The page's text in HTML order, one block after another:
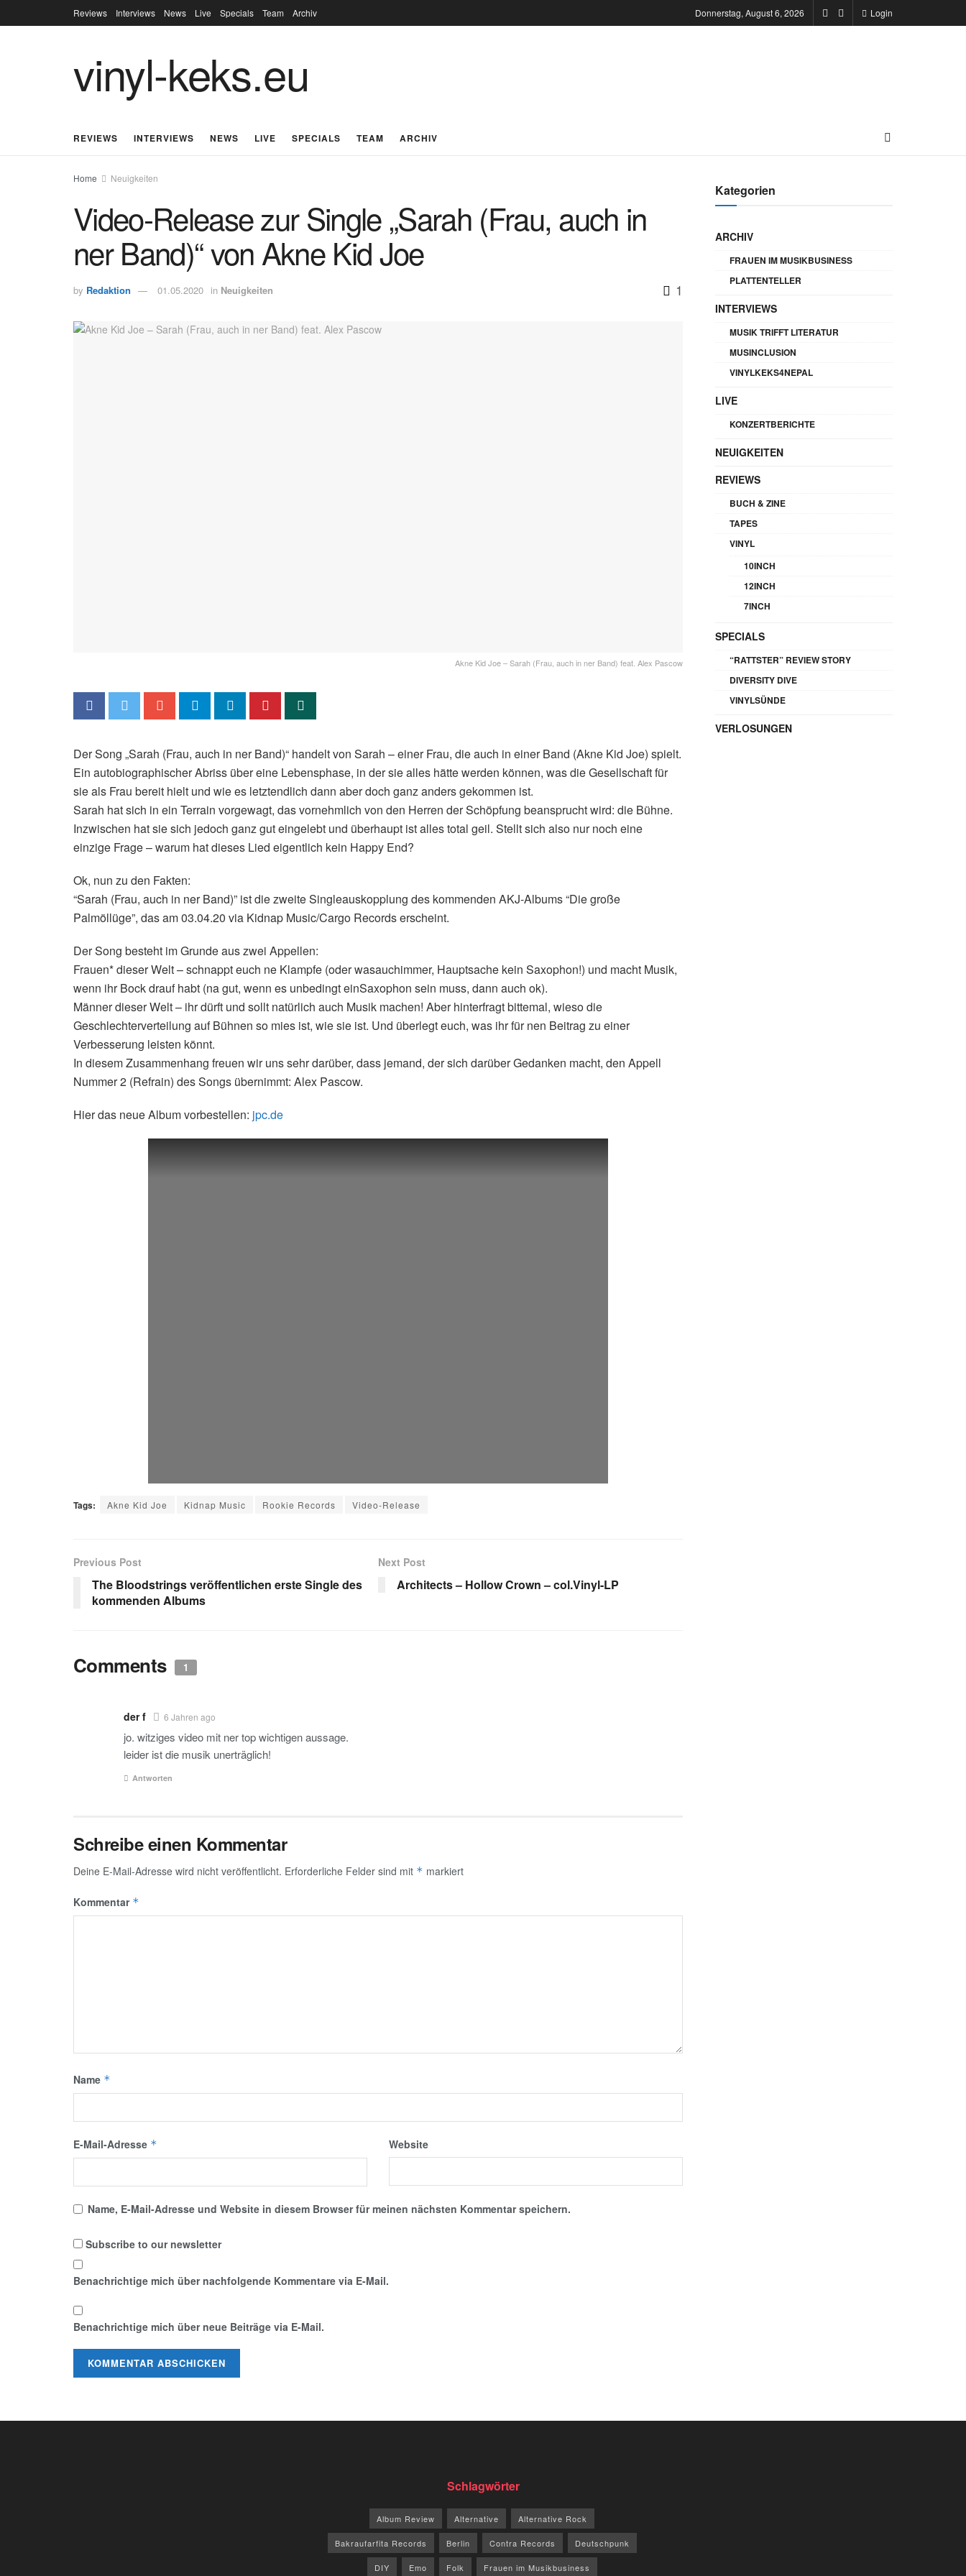
Reviews Interviews News Live Specials Team Archiv Donnerstag, August 6, 2026 Login
vinyl-keks.eu
REVIEWS INTERVIEWS NEWS LIVE SPECIALS TEAM ARCHIV
Home Neuigkeiten
Video-Release zur Single „Sarah (Frau, auch in
ner Band)“ von Akne Kid Joe
by Redaktion 01.05.2020 in Neuigkeiten 1
Akne Kid Joe – Sarah (Frau, auch in ner Band) feat. Alex Pascow
Der Song „Sarah (Frau, auch in ner Band)“ handelt von Sarah – einer Frau, die auch in einer Band (Akne Kid Joe) spielt.
Ein autobiographischer Abriss über eine Lebensphase, in der sie alles hätte werden können, was die Gesellschaft für
sie als Frau bereit hielt und wie es letztendlich dann aber doch ganz anders gekommen ist.
Sarah hat sich in ein Terrain vorgewagt, das vornehmlich von den Herren der Schöpfung beansprucht wird: die Bühne.
Inzwischen hat sie sich jedoch ganz gut eingelebt und überhaupt ist alles total geil. Stellt sich also nur noch eine
einzige Frage – warum hat dieses Lied eigentlich kein Happy End?
Ok, nun zu den Fakten:
“Sarah (Frau, auch in ner Band)” ist die zweite Singleauskopplung des kommenden AKJ-Albums “Die große
Palmöllüge”, das am 03.04.20 via Kidnap Music/Cargo Records erscheint.
Der Song besteht im Grunde aus zwei Appellen:
Frauen* dieser Welt – schnappt euch ne Klampfe (oder wasauchimmer, Hauptsache kein Saxophon!) und macht Musik,
wenn ihr Bock drauf habt (na gut, wenn es unbedingt einSaxophon sein muss, dann auch ok).
Männer dieser Welt – ihr dürft und sollt natürlich auch Musik machen! Aber hinterfragt bittemal, wieso die
Geschlechterverteilung auf Bühnen so mies ist, wie sie ist. Und überlegt euch, was ihr für nen Beitrag zu einer
Verbesserung leisten könnt.
In diesem Zusammenhang freuen wir uns sehr darüber, dass jemand, der sich darüber Gedanken macht, den Appell
Nummer 2 (Refrain) des Songs übernimmt: Alex Pascow.
Hier das neue Album vorbestellen: jpc.de
Tags: Akne Kid Joe Kidnap Music Rookie Records Video-Release
Previous Post
The Bloodstrings veröffentlichen erste Single des
kommenden Albums
Next Post
Architects – Hollow Crown – col.Vinyl-LP
Comments 1
der f 6 Jahren ago
jo. witziges video mit ner top wichtigen aussage.
leider ist die musik unerträglich!
Antworten
Schreibe einen Kommentar
Deine E-Mail-Adresse wird nicht veröffentlicht. Erforderliche Felder sind mit * markiert
Kommentar *
Name *
E-Mail-Adresse * Website
Name, E-Mail-Adresse und Website in diesem Browser für meinen nächsten Kommentar speichern.
Subscribe to our newsletter
Benachrichtige mich über nachfolgende Kommentare via E-Mail.
Benachrichtige mich über neue Beiträge via E-Mail.
Kategorien
ARCHIV
FRAUEN IM MUSIKBUSINESS
PLATTENTELLER
INTERVIEWS
MUSIK TRIFFT LITERATUR
MUSINCLUSION
VINYLKEKS4NEPAL
LIVE
KONZERTBERICHTE
NEUIGKEITEN
REVIEWS
BUCH & ZINE
TAPES
VINYL
10INCH
12INCH
7INCH
SPECIALS
“RATTSTER” REVIEW STORY
DIVERSITY DIVE
VINYLSÜNDE
VERLOSUNGEN
Schlagwörter
Album Review Alternative Alternative Rock
Bakraufarfita Records Berlin Contra Records Deutschpunk
DIY Emo Folk Frauen im Musikbusiness